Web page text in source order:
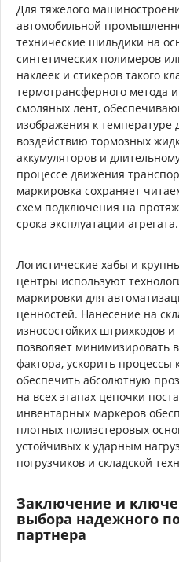
Для тяжелого
автомобильной
технические шильдики на
синтетических полимеров
наклеек и стикеров такого
термотрансферного метода
смоляных лент,
изображения к температуре
воздействию тормозных
аккумуляторов и
процессе движения
маркировка сохраняет
схем подключения на
срока эксплуатации агрегата.
Логистические хабы и
центры используют
маркировки для
ценностей. Нанесение на
износостойких штрихкодов
позволяет минимизировать
фактора, ускорить процессы
обеспечить абсолютную
на всех этапах цепочки
инвентарных маркеров
плотных полиэстеровых
устойчивых к ударным
погрузчиков и складской
Заключение и
выбора надежного
партнера